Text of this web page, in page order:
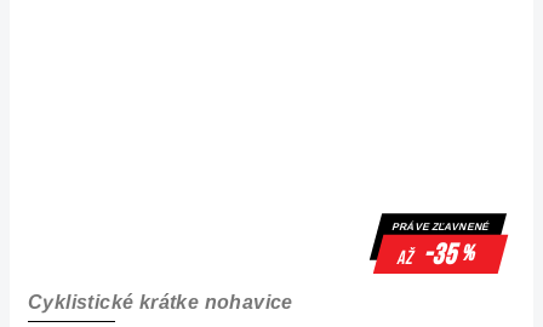
PRÁVE ZĽAVNENÉ
až -35%
Cyklistické krátke nohavice